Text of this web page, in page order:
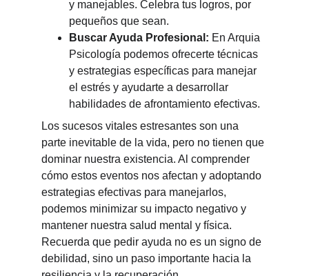
y manejables. Celebra tus logros, por
pequeños que sean.
Buscar Ayuda Profesional: En Arquia
Psicología podemos ofrecerte técnicas
y estrategias específicas para manejar
el estrés y ayudarte a desarrollar
habilidades de afrontamiento efectivas.
Los sucesos vitales estresantes son una
parte inevitable de la vida, pero no tienen que
dominar nuestra existencia. Al comprender
cómo estos eventos nos afectan y adoptando
estrategias efectivas para manejarlos,
podemos minimizar su impacto negativo y
mantener nuestra salud mental y física.
Recuerda que pedir ayuda no es un signo de
debilidad, sino un paso importante hacia la